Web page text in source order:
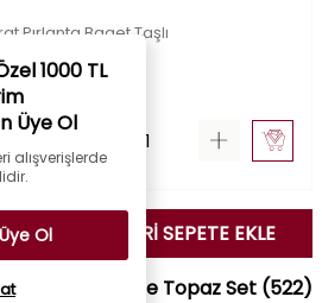
Pırlanta Baget Taşlı
TL 24.393
SEÇİLENLERİ SEPETE EKLE
Bagetli Oval Blue Topaz Set (522)
1000 TL
Üye Ol
alışverişlerde
Ol